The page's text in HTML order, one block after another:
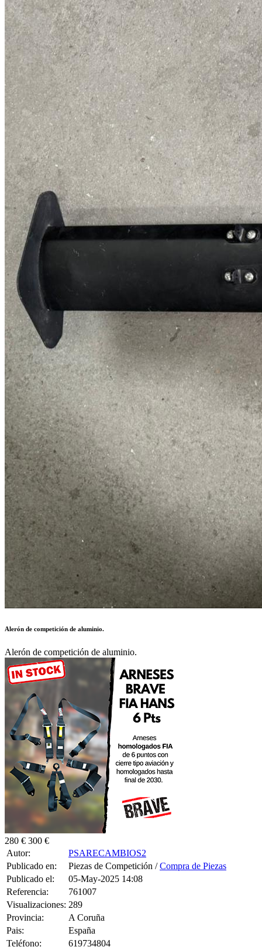
Alerón de competición de aluminio.
Alerón de competición de aluminio.
280 € 300 €
Autor:
PSARECAMBIOS2
Publicado en:
Piezas de Competición /Compra de Piezas
Publicado el:
05-May-2025 14:08
Referencia:
761007
Visualizaciones: 289
Provincia:
A Coruña
Pais:
España
Teléfono:
619734804